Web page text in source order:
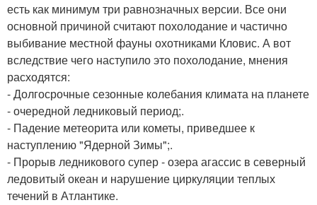
есть как минимум три равнозначных версии. Все они
основной причиной считают похолодание и частично
выбивание местной фауны охотниками Кловис. А вот
вследствие чего наступило это похолодание, мнения
расходятся:
- Долгосрочные сезонные колебания климата на планете
- очередной ледниковый период;.
- Падение метеорита или кометы, приведшее к
наступлению "Ядерной Зимы";.
- Прорыв ледникового супер - озера агассис в северный
ледовитый океан и нарушение циркуляции теплых
течений в Атлантике.